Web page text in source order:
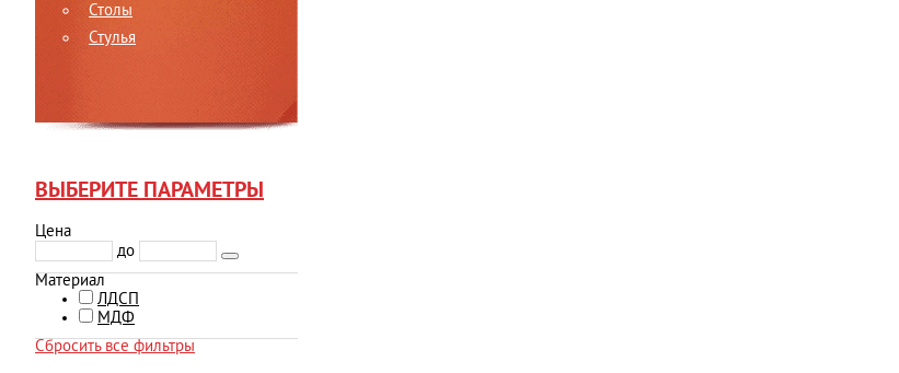
Столы
Стулья
ВЫБЕРИТЕ ПАРАМЕТРЫ
Цена
до
Материал
ЛДСП
МДФ
Сбросить все фильтры